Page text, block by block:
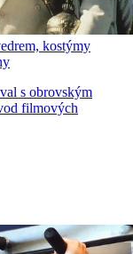
kostýmy
s obrovským
filmových